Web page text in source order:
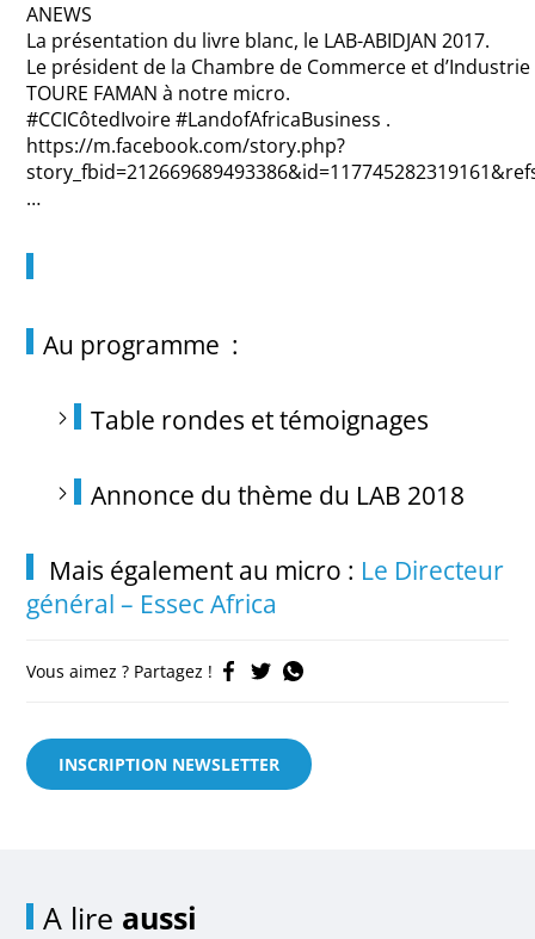
ANEWS
La présentation du livre blanc, le LAB-ABIDJAN 2017.
Le président de la Chambre de Commerce et d’Industrie
TOURE FAMAN à notre micro.
#CCICôtedIvoire #LandofAfricaBusiness .
https://m.facebook.com/story.php?
…
Au programme :
Table rondes et témoignages
Annonce du thème du LAB 2018
Mais également au micro : Le Directeur
général – Essec Africa
Vous aimez ? Partagez !
INSCRIPTION NEWSLETTER
A lire aussi